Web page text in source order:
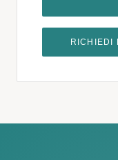
RICHIEDI